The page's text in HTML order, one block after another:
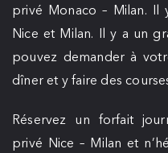
privé Monaco – Milan. Il
Nice et Milan. Il y a un
pouvez demander à
dîner et y faire des
Réservez un forfait
privé Nice – Milan et